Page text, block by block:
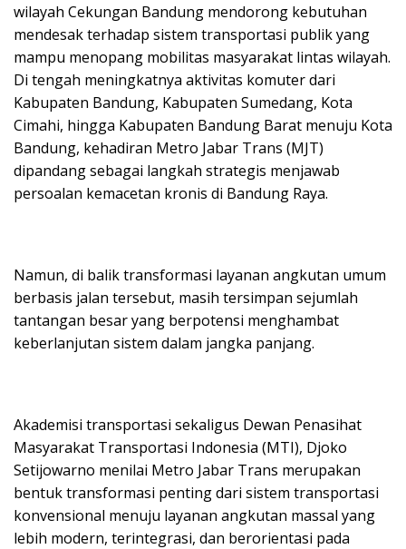
wilayah Cekungan Bandung mendorong kebutuhan
mendesak terhadap sistem transportasi publik yang
mampu menopang mobilitas masyarakat lintas wilayah.
Di tengah meningkatnya aktivitas komuter dari
Kabupaten Bandung, Kabupaten Sumedang, Kota
Cimahi, hingga Kabupaten Bandung Barat menuju Kota
Bandung, kehadiran Metro Jabar Trans (MJT)
dipandang sebagai langkah strategis menjawab
persoalan kemacetan kronis di Bandung Raya.
Namun, di balik transformasi layanan angkutan umum
berbasis jalan tersebut, masih tersimpan sejumlah
tantangan besar yang berpotensi menghambat
keberlanjutan sistem dalam jangka panjang.
Akademisi transportasi sekaligus Dewan Penasihat
Masyarakat Transportasi Indonesia (MTI), Djoko
Setijowarno menilai Metro Jabar Trans merupakan
bentuk transformasi penting dari sistem transportasi
konvensional menuju layanan angkutan massal yang
lebih modern, terintegrasi, dan berorientasi pada